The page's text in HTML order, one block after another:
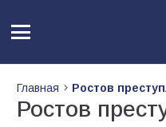
Главная Ростов
Ростов